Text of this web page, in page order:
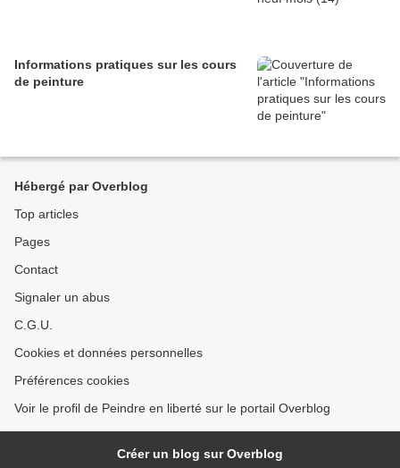
Informations pratiques sur les cours
de peinture
Hébergé par Overblog
Top articles
Pages
Contact
Signaler un abus
C.G.U.
Cookies et données personnelles
Préférences cookies
Voir le profil de Peindre en liberté sur le portail Overblog
Créer un blog sur Overblog